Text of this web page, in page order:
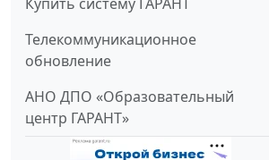
Телекоммуникационное
обновление
АНО ДПО «Образовательный
центр ГАРАНТ»